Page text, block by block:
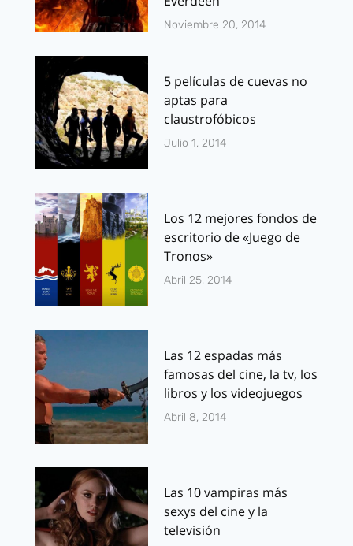
Noviembre 20, 2014
5 películas de cuevas no
aptas para
claustrofóbicos
Julio 1, 2014
Los 12 mejores fondos de
escritorio de «Juego de
Tronos»
Abril 25, 2014
Las 12 espadas más
famosas del cine, la tv, los
libros y los videojuegos
Abril 8, 2014
Las 10 vampiras más
sexys del cine y la
televisión